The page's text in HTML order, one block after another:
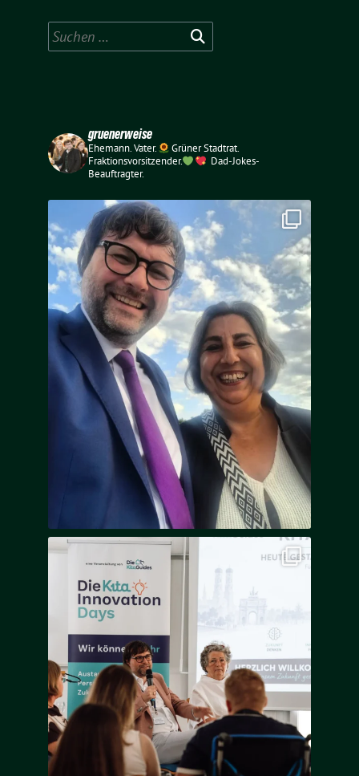
Suchen
nach:
gruenerweise
Ehemann. Vater.
Grüner Stadtrat.
Fraktionsvorsitzender.
Dad-Jokes-
Beauftragter.